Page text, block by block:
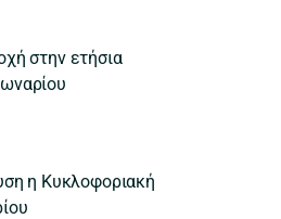
στην ετήσια
η Κυκλοφοριακή